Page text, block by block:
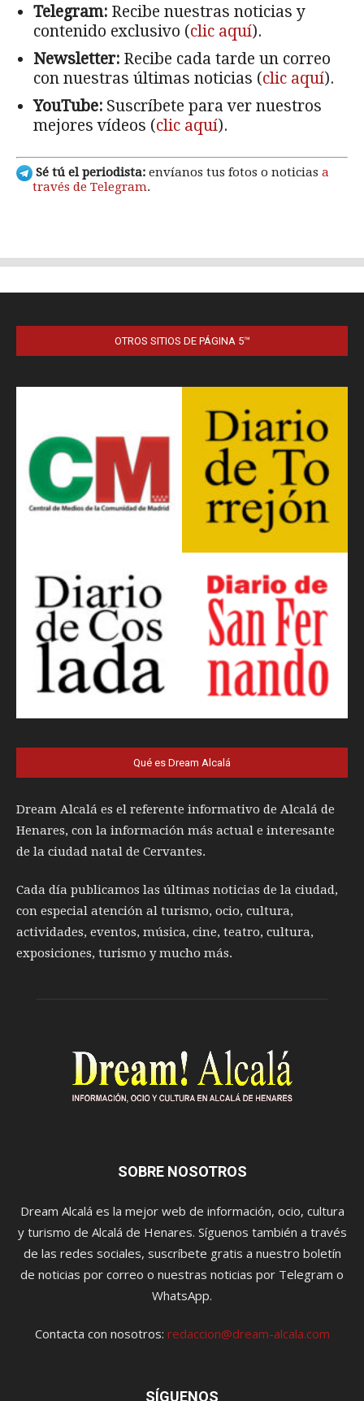
OTROS SITIOS DE PÁGINA 5™
Qué es Dream Alcalá
Dream Alcalá es el referente informativo de Alcalá de
Henares, con la información más actual e interesante
de la ciudad natal de Cervantes.
Cada día publicamos las últimas noticias de la ciudad,
con especial atención al turismo, ocio, cultura,
actividades, eventos, música, cine, teatro, cultura,
exposiciones, turismo y mucho más.
SOBRE NOSOTROS
Dream Alcalá es la mejor web de información, ocio, cultura
y turismo de Alcalá de Henares. Síguenos también a través
de las redes sociales, suscríbete gratis a nuestro boletín
de noticias por correo o nuestras noticias por Telegram o
WhatsApp.
Contacta con nosotros: redaccion@dream-alcala.com
SÍGUENOS